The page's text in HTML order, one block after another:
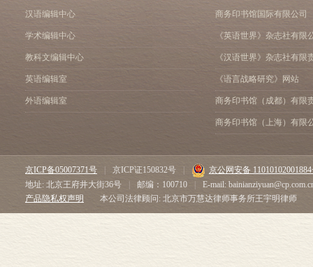
汉语编辑中心
学术编辑中心
教科文编辑中心
英语编辑室
外语编辑室
商务印书馆国际有限公司
《英语世界》杂志社有限
《汉语世界》杂志社有限
《语言战略研究》网站
商务印书馆（成都）有限
商务印书馆（上海）有限
京ICP备05007371号 京ICP证150832号
京公网安备
地址: 北京王府井大街36号
邮编：100710
E-mail:
产品隐私权声明
本公司法律顾问: 北京市万慧达律师事务所王宇明律师